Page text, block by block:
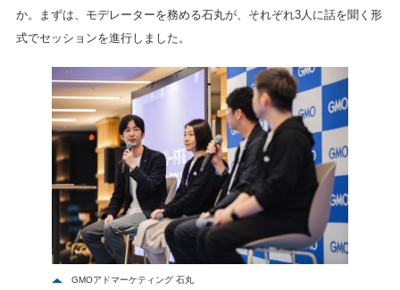
か。まずは、モデレーターを務める石丸が、それぞれ3人に話を聞く形
式でセッションを進行しました。
GMOアドマーケティング 石丸